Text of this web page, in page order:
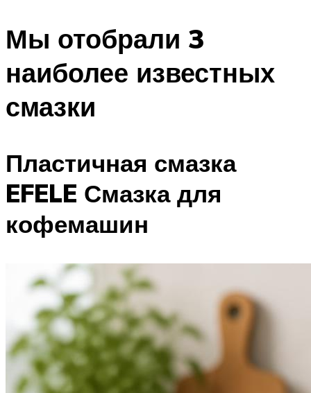
Мы отобрали 3
наиболее известных
смазки
Пластичная смазка
EFELE Смазка для
кофемашин